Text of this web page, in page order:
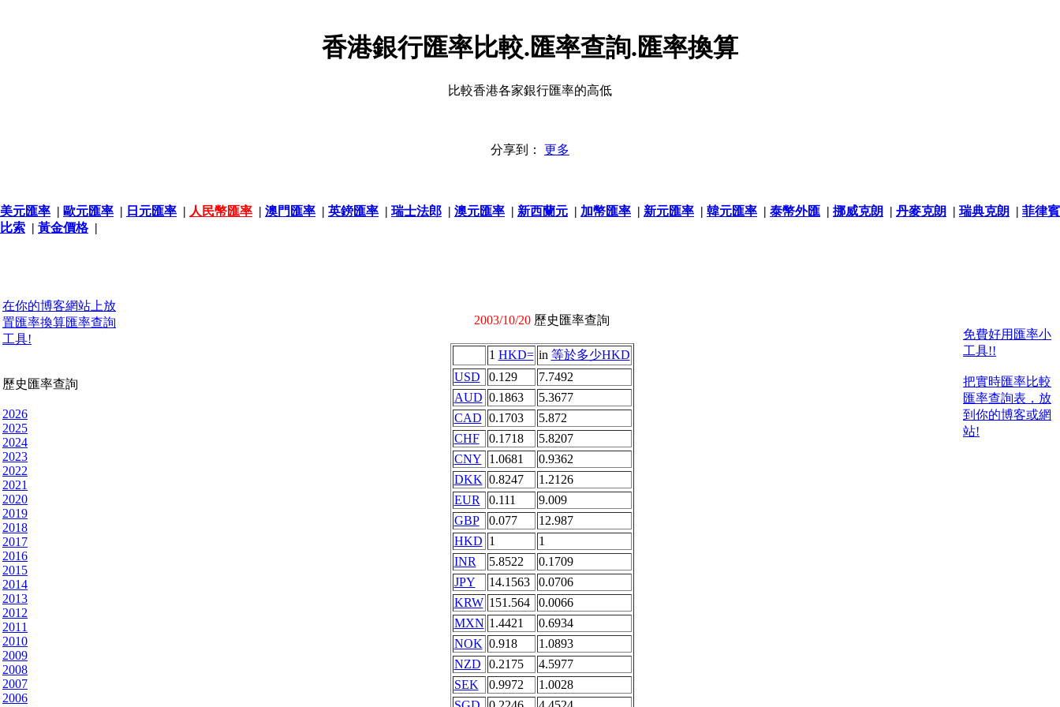
香港銀行匯率比較.匯率查詢.匯率換算
比較香港各家銀行匯率的高低
分享到： 更多
美元匯率 | 歐元匯率 | 日元匯率 | 人民幣匯率 | 澳門匯率 | 英鎊匯率 | 瑞士法郎 | 澳元匯率 | 新西蘭元 | 加幣匯率 | 新元匯率 | 韓元匯率 | 泰幣外匯 | 挪威克朗 | 丹麥克朗 | 瑞典克朗 | 菲律賓
比索 | 黃金價格|
在你的博客網站上放
置匯率換算匯率查詢
工具!
歷史匯率查詢
2026
2025
2024
2023
2022
2021
2020
2019
2018
2017
2016
2015
2014
2013
2012
2011
2010
2009
2008
2007
2006
2003/10/20 歷史匯率查詢
1 HKD= in 等於多少HKD
USD
0.129
7.7492
AUD 0.1863
5.3677
CAD 0.1703
5.872
CHF
0.1718
5.8207
CNY
1.0681
0.9362
DKK 0.8247
1.2126
EUR
0.111
9.009
GBP
0.077
12.987
HKD 1
1
INR
5.8522
0.1709
JPY
14.1563
0.0706
KRW 151.564
0.0066
MXN 1.4421
0.6934
NOK 0.918
1.0893
NZD
0.2175
4.5977
SEK
0.9972
1.0028
免費好用匯率小
工具!!
把實時匯率比較
匯率查詢表，放
到你的博客或網
站!